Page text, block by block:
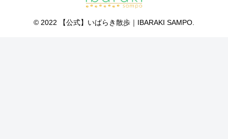
© 2022 【公式】いばらき散歩｜IBARAKI SAMPO.